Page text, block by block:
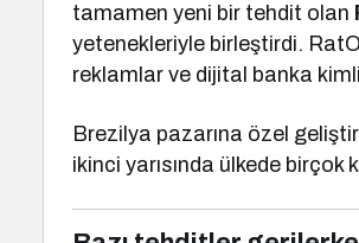
tamamen yeni bir tehdit olan
yetenekleriyle birleştirdi.
reklamlar ve dijital banka
Brezilya pazarına özel
ikinci yarısında ülkede